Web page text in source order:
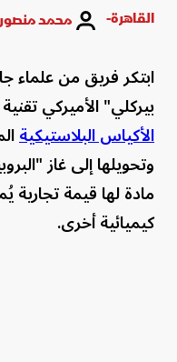
القاهرة- محمد منصور
ابتكر فريق من علماء
بيركلي" الأميركي
الأكياس البلاستيكية
وتحويلها إلى غاز
مادة لها قيمة
كيميائية أخرى.